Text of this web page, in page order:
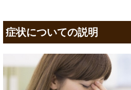
症状についての説明